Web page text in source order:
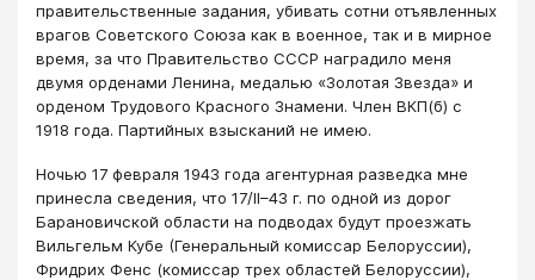
правительственные задания, убивать сотни отъявленных
врагов Советского Союза как в военное, так и в мирное
время, за что Правительство СССР наградило меня
двумя орденами Ленина, медалью «Золотая Звезда» и
орденом Трудового Красного Знамени. Член ВКП(б) с
1918 года. Партийных взысканий не имею.
Ночью 17 февраля 1943 года агентурная разведка мне
принесла сведения, что 17/II–43 г. по одной из дорог
Барановичской области на подводах будут проезжать
Вильгельм Кубе (Генеральный комиссар Белоруссии),
Фридрих Фенс (комиссар трех областей Белоруссии),